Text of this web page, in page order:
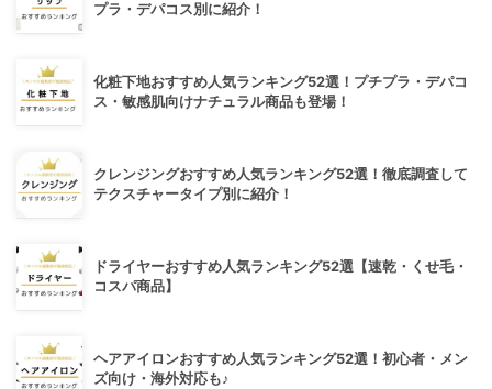
プラ・デパコス別に紹介！
化粧下地おすすめ人気ランキング52選！プチプラ・デパコ
ス・敏感肌向けナチュラル商品も登場！
クレンジングおすすめ人気ランキング52選！徹底調査して
テクスチャータイプ別に紹介！
ドライヤーおすすめ人気ランキング52選【速乾・くせ毛・
コスパ商品】
ヘアアイロンおすすめ人気ランキング52選！初心者・メン
ズ向け・海外対応も♪